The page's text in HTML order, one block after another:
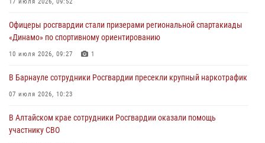
Сотрудники Росгвардии провели встречу с юными пограничниками
03 июля 2026, 04:03
Управление Росгвардии по Алтайскому краю провело для детей
02 июля 2026, 00:55
Алтайскому краю подведены итоги «прямой линии»
01 июля 2026, 07:49
Офицеры росгвардии стали призерами региональной спартакиады
«Динамо» по спортивному ориентированию
10 июля 2026, 09:27 1
В Барнауле сотрудники Росгвардии пресекли крупный наркотрафик
07 июля 2026, 10:23
В Алтайском крае сотрудники Росгвардии оказали помощь
участнику СВО